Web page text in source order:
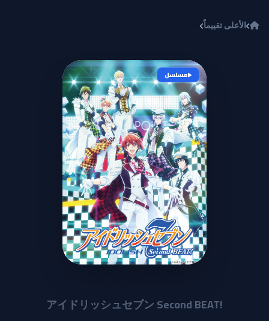
الأعلى تقييماً
مسلسل
IDOLiSH7: Second Beat!
アイドリッシュセブン Second BEAT!